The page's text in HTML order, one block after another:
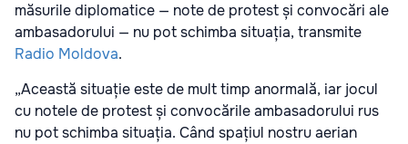
măsurile diplomatice — note de protest și convocări ale
ambasadorului — nu pot schimba situația, transmite
Radio Moldova.
„Această situație este de mult timp anormală, iar jocul
cu notele de protest și convocările ambasadorului rus
nu pot schimba situația. Când spațiul nostru aerian